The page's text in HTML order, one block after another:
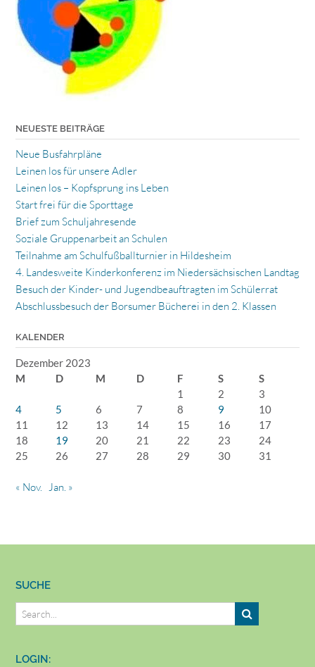
NEUESTE BEITRÄGE
Neue Busfahrpläne
Leinen los für unsere Adler
Leinen los – Kopfsprung ins Leben
Start frei für die Sporttage
Brief zum Schuljahresende
Soziale Gruppenarbeit an Schulen
Teilnahme am Schulfußballturnier in Hildesheim
4. Landesweite Kinderkonferenz im Niedersächsischen Landtag
Besuch der Kinder- und Jugendbeauftragten im Schülerrat
Abschlussbesuch der Borsumer Bücherei in den 2. Klassen
KALENDER
Dezember 2023
M
D M D F S
S
1
2
3
4
5 6 7 8 9
10
11
12 13 14 15 16
17
18
19 20 21 22 23
24
25
26 27 28 29 30 31
« Nov. Jan. »
SUCHE
LOGIN: